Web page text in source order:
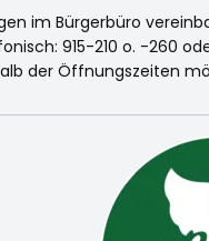
im Bürgerbüro
915-210 o. -260
der Öffnungszeiten